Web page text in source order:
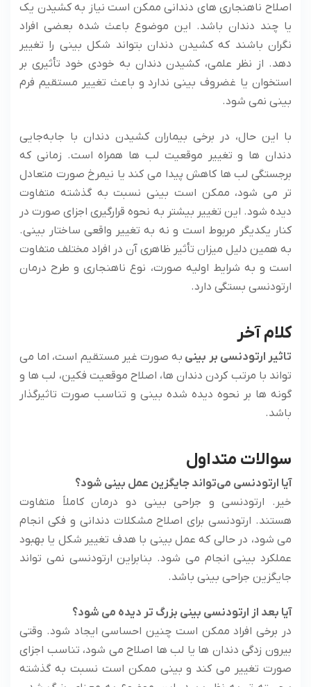
اصلاح ناهنجاری‌ های دندانی ممکن است نیاز به کشیدن یک
یا چند دندان باشد. این موضوع باعث شده بعضی افراد
نگران باشند که کشیدن دندان بتواند شکل بینی را تغییر
دهد. از نظر علمی، کشیدن دندان به خودی خود تأثیری بر
استخوان یا غضروف بینی ندارد و باعث تغییر مستقیم فرم
بینی نمی‌ شود.
با این حال، در برخی بیماران کشیدن دندان با جابه‌جایی
دندان‌ ها و تغییر موقعیت لب‌ ها همراه است. زمانی که
برجستگی لب‌ ها کاهش پیدا می‌ کند یا نیمرخ صورت متعادل‌
تر می‌ شود، ممکن است بینی نسبت به گذشته متفاوت
دیده شود. این تغییر بیشتر به نحوه قرارگیری اجزای صورت در
کنار یکدیگر مربوط است و نه به تغییر واقعی ساختار بینی.
به همین دلیل میزان تأثیر ظاهری آن در افراد مختلف متفاوت
است و به شرایط اولیه صورت، نوع ناهنجاری و طرح درمان
ارتودنسی بستگی دارد.
کلام آخر
تاثیر ارتودنسی بر بینی به صورت غیر مستقیم است، اما می
تواند با مرتب کردن دندان ها، اصلاح موقعیت فکین، لب ها و
گونه ها بر نحوه دیده شده بینی و تناسب صورت تاثیرگذار
باشد.
سوالات متداول
آیا ارتودنسی می‌تواند جایگزین عمل بینی شود؟
خیر. ارتودنسی و جراحی بینی دو درمان کاملاً متفاوت
هستند. ارتودنسی برای اصلاح مشکلات دندانی و فکی انجام
می‌ شود، در حالی که عمل بینی با هدف تغییر شکل یا بهبود
عملکرد بینی انجام می‌ شود. بنابراین ارتودنسی نمی‌ تواند
جایگزین جراحی بینی باشد.
آیا بعد از ارتودنسی بینی بزرگ‌ تر دیده می‌ شود؟
در برخی افراد ممکن است چنین احساسی ایجاد شود. وقتی
بیرون‌ زدگی دندان‌ ها یا لب‌ ها اصلاح می‌ شود، تناسب اجزای
صورت تغییر می‌ کند و بینی ممکن است نسبت به گذشته